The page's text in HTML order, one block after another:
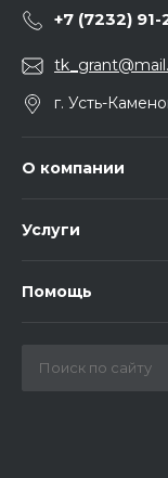
+7 (7232) 91-
г. Усть-
О компании
Услуги
Помощь